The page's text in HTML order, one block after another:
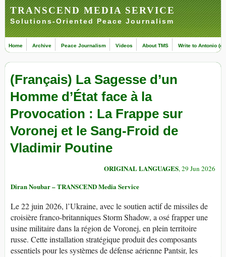
TRANSCEND MEDIA SERVICE
Solutions-Oriented Peace Journalism
Home Archive Peace Journalism Videos About TMS Write to Antonio
(Français) La Sagesse d’un
Homme d’État face à la
Provocation : La Frappe sur
Voronej et le Sang-Froid de
Vladimir Poutine
ORIGINAL LANGUAGES, 29 Jun 2026
Diran Noubar – TRANSCEND Media Service
Le 22 juin 2026, l’Ukraine, avec le soutien actif de missiles de
croisière franco-britanniques Storm Shadow, a osé frapper une
usine militaire dans la région de Voronej, en plein territoire
russe. Cette installation stratégique produit des composants
essentiels pour les systèmes de défense aérienne Pantsir, les